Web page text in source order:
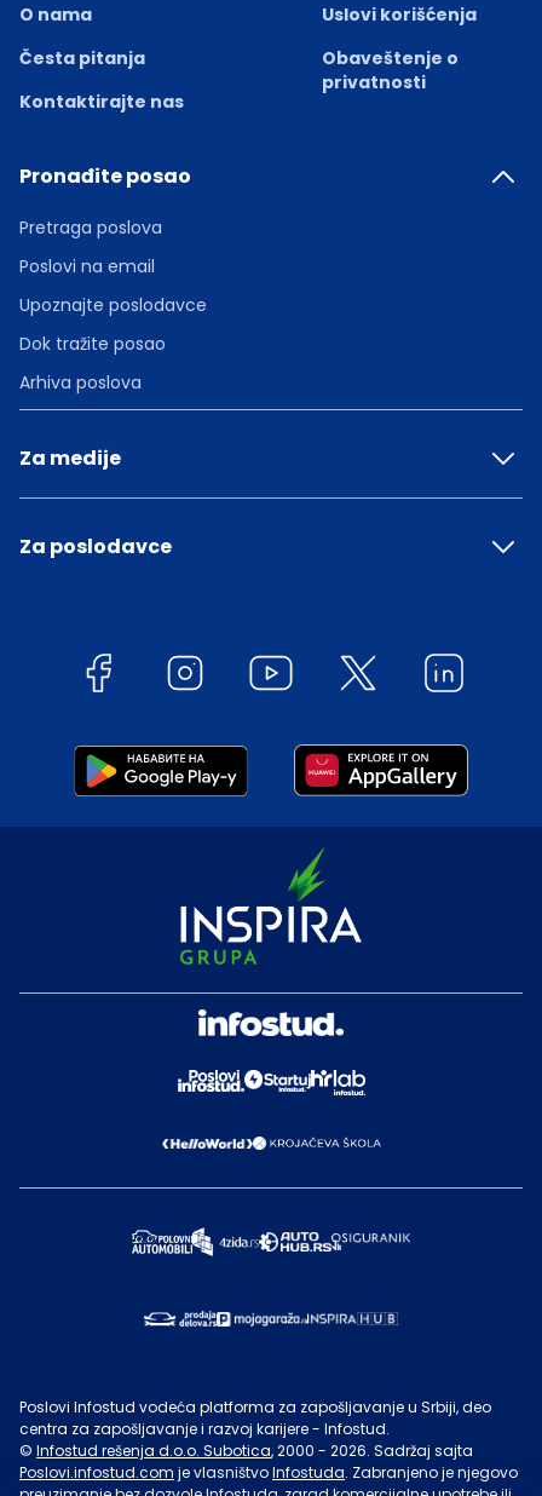
O nama
Česta pitanja
Kontaktirajte nas
Uslovi korišćenja
Obaveštenje o
privatnosti
Pronađite posao
Pretraga poslova
Poslovi na email
Upoznajte poslodavce
Dok tražite posao
Arhiva poslova
Za medije
Za poslodavce
Poslovi Infostud vodeća platforma za zapošljavanje u Srbiji, deo
centra za zapošljavanje i razvoj karijere - Infostud.
© Infostud rešenja d.o.o. Subotica, 2000 - 2026. Sadržaj sajta
Poslovi.infostud.com je vlasništvoInfostuda. Zabranjeno je njegovo